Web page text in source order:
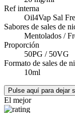
Ref interna
Oil4Vap Sal
Sabores de sales de
Mentolados /
Proporción
50PG / 50VG
Formato de sales de
10ml
Pulse aquí para dejar
El mejor